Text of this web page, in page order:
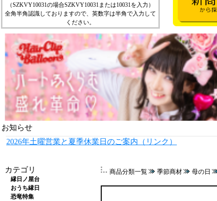
（SZKVY10031の場合SZKVY10031または10031を入力）
全角半角認識しておりますので、英数字は半角で入力して
ください。
お知らせ
2026年土曜営業と夏季休業日のご案内（リンク）
カテゴリ
縁日ノ屋台
おうち縁日
恐竜特集
商品分類一覧 季節商材 母の日